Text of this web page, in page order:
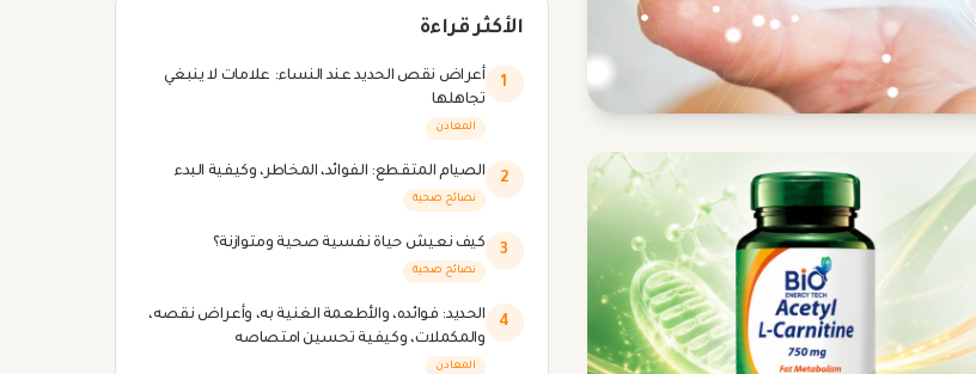
الأكثر قراءة
1
أعراض نقص الحديد عند النساء: علامات لا ينبغي
تجاهلها
المعادن
2 الصيام المتقطع: الفوائد، المخاطر، وكيفية البدء
نصائح صحية
3 كيف نعيش حياة نفسية صحية ومتوازنة؟
نصائح صحية
4
الحديد: فوائده، والأطعمة الغنية به، وأعراض نقصه،
والمكملات، وكيفية تحسين امتصاصه
المعادن